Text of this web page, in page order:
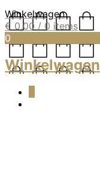
Winkelwagen
€ 0,00 / 0 items
0
Winkelwagen